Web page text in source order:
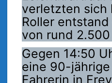
verletzten sich
Roller
von rund 2.500
Gegen 14:50
eine 90-
Fahrerin in